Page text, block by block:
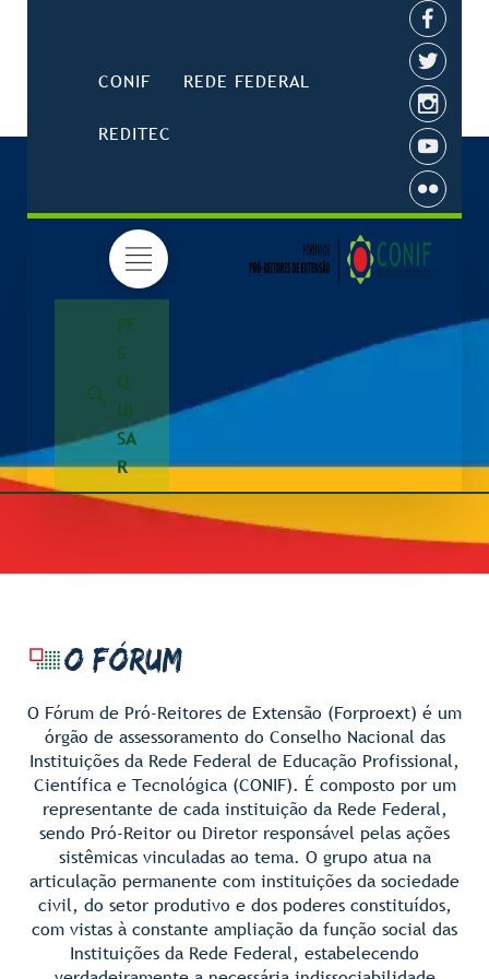
CONIF REDE FEDERAL
REDITEC
PE
S
Q
UI
SA
R
O FÓRUM
O Fórum de Pró-Reitores de Extensão (Forproext) é um
órgão de assessoramento do Conselho Nacional das
Instituições da Rede Federal de Educação Profissional,
Científica e Tecnológica (CONIF). É composto por um
representante de cada instituição da Rede Federal,
sendo Pró-Reitor ou Diretor responsável pelas ações
sistêmicas vinculadas ao tema. O grupo atua na
articulação permanente com instituições da sociedade
civil, do setor produtivo e dos poderes constituídos,
com vistas à constante ampliação da função social das
Instituições da Rede Federal, estabelecendo